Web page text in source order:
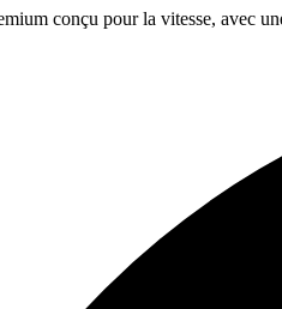
conçu pour la vitesse, avec